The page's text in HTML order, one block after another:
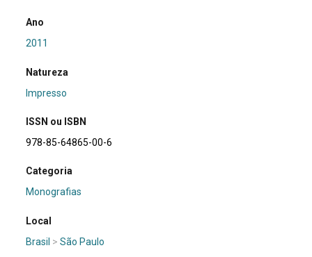
Ano
2011
Natureza
Impresso
ISSN ou ISBN
978-85-64865-00-6
Categoria
Monografias
Local
Brasil >São Paulo